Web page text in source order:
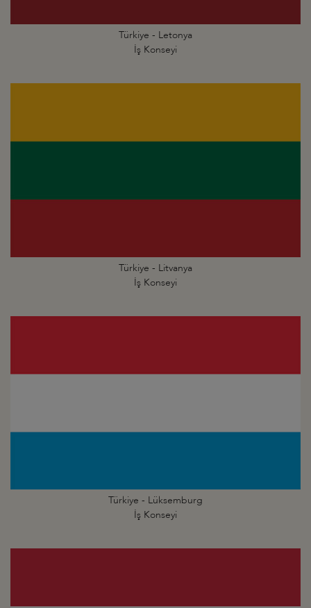
Türkiye - Letonya
İş Konseyi
Türkiye - Litvanya
İş Konseyi
Türkiye - Lüksemburg
İş Konseyi